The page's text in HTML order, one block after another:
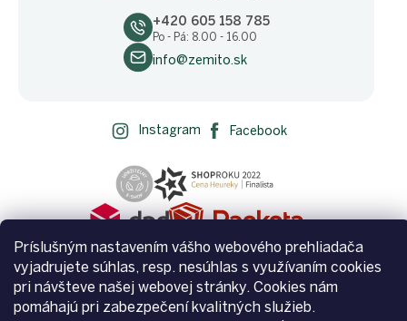
Príslušným nastavením vášho webového prehliadača
vyjadrujete súhlas, resp. nesúhlas s využívaním cookies
pri návšteve našej webovej stránky. Cookies nám
pomáhajú pri zabezpečení kvalitných služieb.
+420 605 158 785
Po - Pá: 8.00 - 16.00
info@zemito.sk
Instagram Facebook